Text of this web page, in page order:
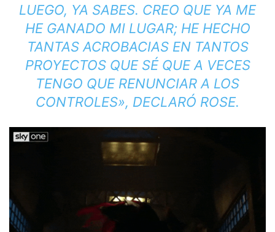
LUEGO, YA SABES. CREO QUE YA ME
HE GANADO MI LUGAR; HE HECHO
TANTAS ACROBACIAS EN TANTOS
PROYECTOS QUE SÉ QUE A VECES
TENGO QUE RENUNCIAR A LOS
CONTROLES», DECLARÓ ROSE.